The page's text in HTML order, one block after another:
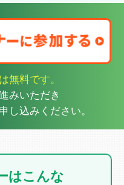
無料です。
みいただき
し込みください。
はこんな